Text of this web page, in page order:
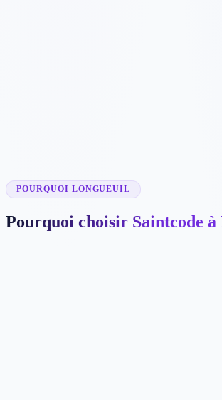
POURQUOI LONGUEUIL
Pourquoi choisir Saintcode à